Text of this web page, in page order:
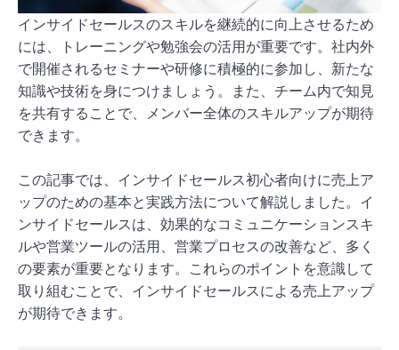
インサイドセールスのスキルを継続的に向上させるため
には、トレーニングや勉強会の活用が重要です。社内外
で開催されるセミナーや研修に積極的に参加し、新たな
知識や技術を身につけましょう。また、チーム内で知見
を共有することで、メンバー全体のスキルアップが期待
できます。
この記事では、インサイドセールス初心者向けに売上ア
ップのための基本と実践方法について解説しました。イ
ンサイドセールスは、効果的なコミュニケーションスキ
ルや営業ツールの活用、営業プロセスの改善など、多く
の要素が重要となります。これらのポイントを意識して
取り組むことで、インサイドセールスによる売上アップ
が期待できます。